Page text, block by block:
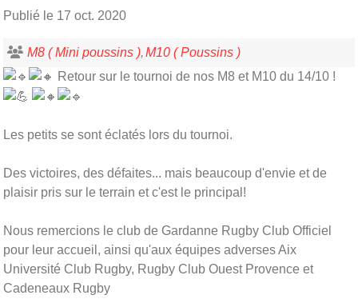
Publié le 17 oct. 2020
M8 ( Mini poussins ) M10 ( Poussins )
Retour sur le tournoi de nos M8 et M10 du 14/10 !
Les petits se sont éclatés lors du tournoi.
Des victoires, des défaites... mais beaucoup d'envie et de
plaisir pris sur le terrain et c'est le principal!
Nous remercions le club de Gardanne Rugby Club Officiel
pour leur accueil, ainsi qu'aux équipes adverses Aix
Université Club Rugby, Rugby Club Ouest Provence et
Cadeneaux Rugby